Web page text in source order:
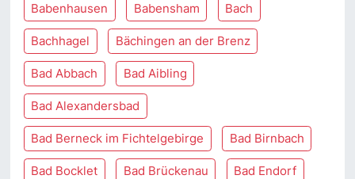
Babenhausen Babensham Bach
Bachhagel Bächingen an der Brenz
Bad Abbach Bad Aibling
Bad Alexandersbad
Bad Berneck im Fichtelgebirge Bad Birnbach
Bad Bocklet Bad Brückenau Bad Endorf